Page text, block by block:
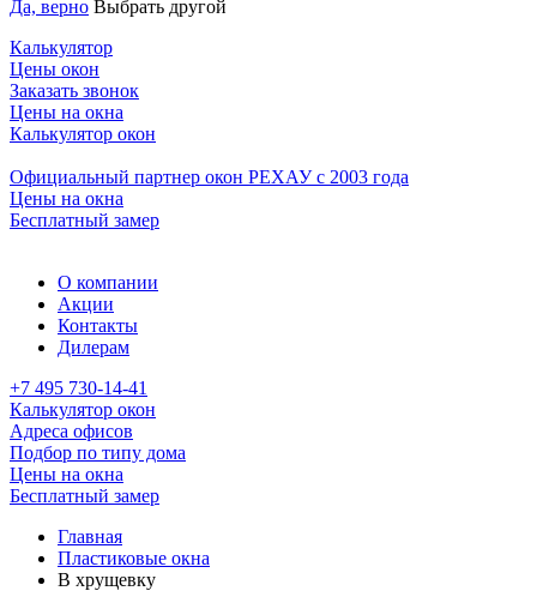
Да, верно Выбрать другой
Калькулятор
Цены окон
Заказать звонок
Цены на окна
Калькулятор окон
Официальный партнер окон РЕХАУ с 2003 года
Цены на окна
Бесплатный замер
О компании
Акции
Контакты
Дилерам
+7 495 730-14-41
Калькулятор окон
Адреса офисов
Подбор по типу дома
Цены на окна
Бесплатный замер
Главная
Пластиковые окна
В хрущевку